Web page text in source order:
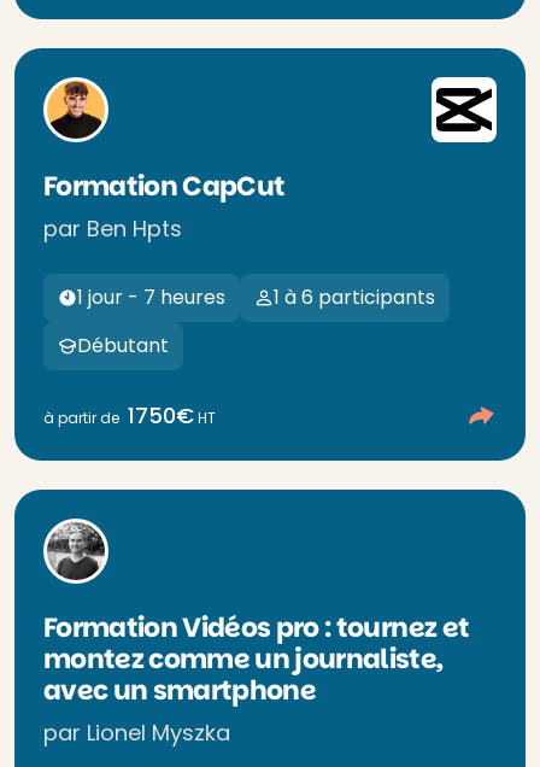
Formation CapCut
par Ben Hpts
1 jour - 7 heures
1 à 6 participants
Débutant
à partir de 1750€HT
Formation Vidéos pro : tournez et
montez comme un journaliste,
avec un smartphone
par Lionel Myszka